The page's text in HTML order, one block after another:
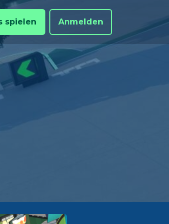
spielen Anmelden